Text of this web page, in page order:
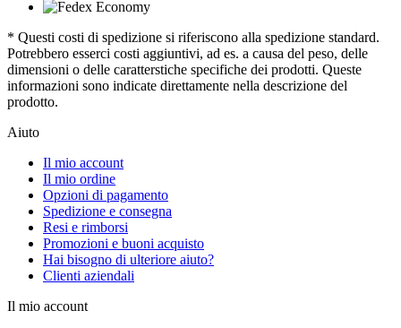
* Questi costi di spedizione si riferiscono alla spedizione standard.
Potrebbero esserci costi aggiuntivi, ad es. a causa del peso, delle
dimensioni o delle caratterstiche specifiche dei prodotti. Queste
informazioni sono indicate direttamente nella descrizione del
prodotto.
Aiuto
Il mio account
Il mio ordine
Opzioni di pagamento
Spedizione e consegna
Resi e rimborsi
Promozioni e buoni acquisto
Hai bisogno di ulteriore aiuto?
Clienti aziendali
Il mio account